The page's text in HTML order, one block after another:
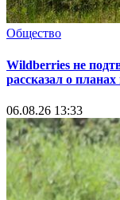
Общество
Wildberries не
рассказал о
06.08.26 13:33